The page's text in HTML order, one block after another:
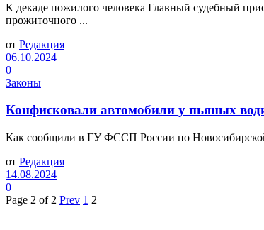
К декаде пожилого человека Главный судебный
прожиточного ...
от Редакция
06.10.2024
0
Законы
Конфисковали автомобили у пьяных
Как сообщили в ГУ ФССП России по Новосибирской
от Редакция
14.08.2024
0
Page 2 of 2 Prev 1 2